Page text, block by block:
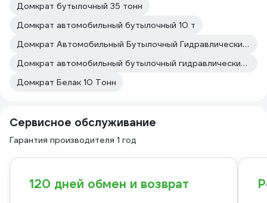
Домкрат бутылочный 35 тонн
Домкрат автомобильный бутылочный 10 т
Домкрат Автомобильный Бутылочный Гидравлический10
Домкрат автомобильный бутылочный гидравлический 10 тонн
Домкрат Белак 10 Тонн
Сервисное обслуживание
Гарантия производителя 1 год
120 дней обмен и возврат